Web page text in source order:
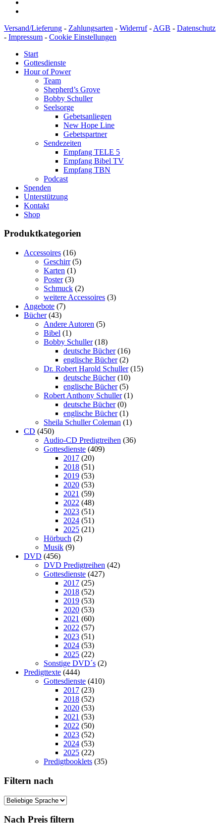
Versand/Lieferung - Zahlungsarten - Widerruf- AGB - Datenschutz
- Impressum - Cookie Einstellungen
Start
Gottesdienste
Hour of Power
Team
Shepherd’s Grove
Bobby Schuller
Seelsorge
Gebetsanliegen
New Hope Line
Gebetspartner
Sendezeiten
Empfang TELE 5
Empfang Bibel TV
Empfang TBN
Podcast
Spenden
Unterstützung
Kontakt
Shop
Produktkategorien
Accessoires (16)
Geschirr (5)
Karten (1)
Poster (3)
Schmuck (2)
weitere Accessoires (3)
Angebote (7)
Bücher (43)
Andere Autoren (5)
Bibel (1)
Bobby Schuller (18)
deutsche Bücher (16)
englische Bücher (2)
Dr. Robert Harold Schuller (15)
deutsche Bücher (10)
englische Bücher (5)
Robert Anthony Schuller (1)
deutsche Bücher (0)
englische Bücher (1)
Sheila Schuller Coleman (1)
CD (450)
Audio-CD Predigtreihen (36)
Gottesdienste (409)
2017 (20)
2018 (51)
2019 (53)
2020 (53)
2021 (59)
2022 (48)
2023 (51)
2024 (51)
2025 (21)
Hörbuch (2)
Musik (9)
DVD (456)
DVD Predigtreihen (42)
Gottesdienste (427)
2017 (25)
2018 (52)
2019 (53)
2020 (53)
2021 (60)
2022 (57)
2023 (51)
2024 (53)
2025 (22)
Sonstige DVD´s (2)
Predigttexte (444)
Gottesdienste (410)
2017 (23)
2018 (52)
2020 (53)
2021 (53)
2022 (50)
2023 (52)
2024 (53)
2025 (22)
Predigtbooklets (35)
Filtern nach
Nach Preis filtern